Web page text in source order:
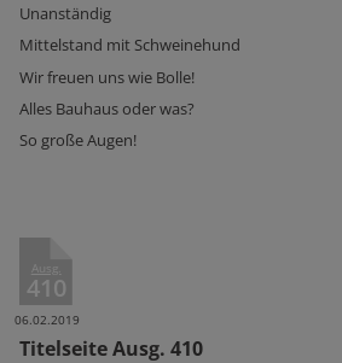
Unanständig
Mittelstand mit Schweinehund
Wir freuen uns wie Bolle!
Alles Bauhaus oder was?
So große Augen!
Ausg.
410
06.02.2019
Titelseite Ausg. 410